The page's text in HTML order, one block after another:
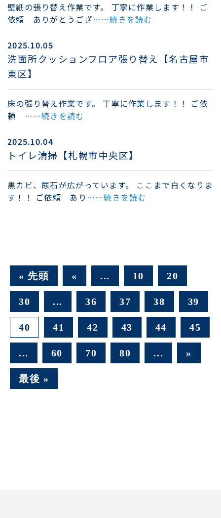
壁紙の張り替え作業です。 丁寧に作業します！！ ご
依頼 ありがとうござ……続きを読む
2025.10.05
洗面所クッションフロア張り替え【名古屋市
東区】
床の張り替え作業です。 丁寧に作業します！！ ご依
頼
……続きを読む
2025.10.04
トイレ清掃【札幌市中央区】
黒カビ、尿石が広がっています。 ここまで白くなりま
す！！ ご依頼 あり ……続きを読む
« 先頭 « ... 10 20
30 ... 36 37 38 39
40 41 42 43 44 45
... 60 70 80 ... »
最後 »